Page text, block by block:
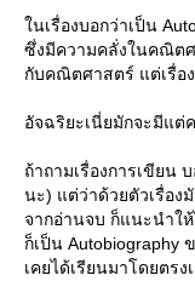
นเรื่องบอกว่าเป็น
ซึ่งมีความคลั่งในคณิตศ
กับคณิตศาสตร์ แต่เรื่อ
อัจฉริยะเนี่ยมักจะมีแต่
ถ้าถามเรื่องการเขียน
นะ) แต่ว่าด้วยตัวเรื่อง
จากอ่านจบ ก็แนะนำให้
ก็เป็น Autobiography
เคยได้เรียนมาโดยตร